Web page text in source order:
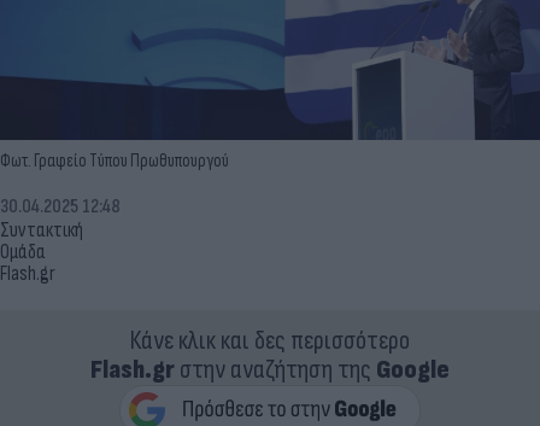
Φωτ. Γραφείο Τύπου Πρωθυπουργού
Συντακτική
Ομάδα
Flash.gr
30.04.2025 12:48
Κάνε κλικ και δες περισσότερο
Flash.grστην αναζήτηση της Google